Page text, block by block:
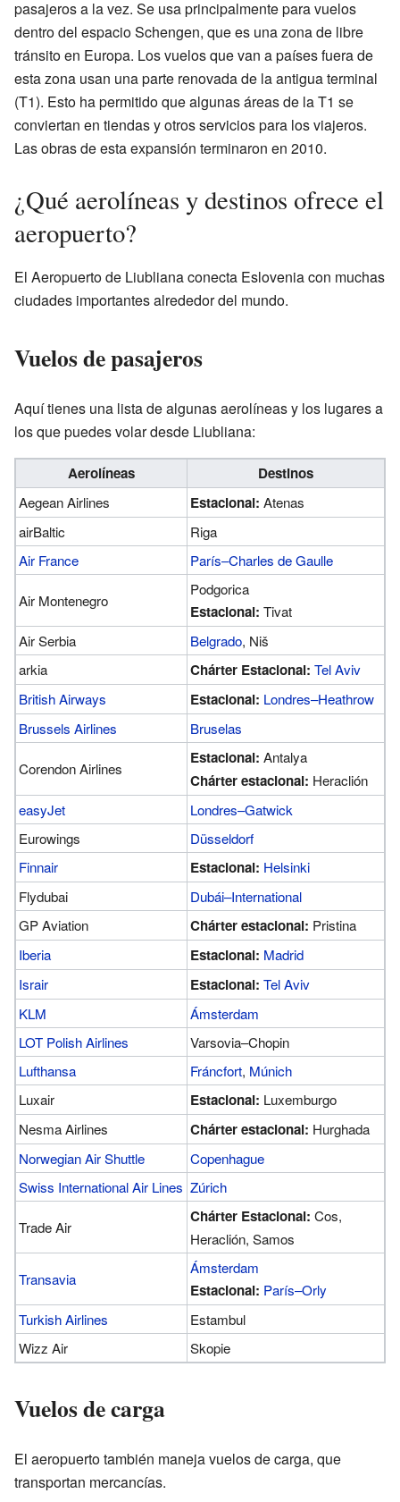
pasajeros a la vez. Se usa principalmente para vuelos
dentro del espacio Schengen, que es una zona de libre
tránsito en Europa. Los vuelos que van a países fuera de
esta zona usan una parte renovada de la antigua terminal
(T1). Esto ha permitido que algunas áreas de la T1 se
conviertan en tiendas y otros servicios para los viajeros.
Las obras de esta expansión terminaron en 2010.
¿Qué aerolíneas y destinos ofrece el
aeropuerto?
El Aeropuerto de Liubliana conecta Eslovenia con muchas
ciudades importantes alrededor del mundo.
Vuelos de pasajeros
Aquí tienes una lista de algunas aerolíneas y los lugares a
los que puedes volar desde Liubliana:
Aerolíneas Destinos
Aegean Airlines Estacional: Atenas
airBaltic
Riga
Air France
París–Charles de Gaulle
Air Montenegro
Podgorica
Estacional: Tivat
Air Serbia
Belgrado, Niš
arkia
Chárter Estacional: Tel Aviv
British Airways
Estacional: Londres–Heathrow
Brussels Airlines
Bruselas
Corendon Airlines
Estacional: Antalya
Chárter estacional: Heraclión
easyJet
Londres–Gatwick
Eurowings
Düsseldorf
Finnair
Estacional: Helsinki
Flydubai
Dubái–International
GP Aviation
Chárter estacional: Pristina
Iberia
Estacional: Madrid
Israir
Estacional: Tel Aviv
KLM
Ámsterdam
LOT Polish Airlines
Varsovia–Chopin
Lufthansa
Fráncfort, Múnich
Luxair
Estacional: Luxemburgo
Nesma Airlines
Chárter estacional: Hurghada
Norwegian Air Shuttle
Copenhague
Swiss International Air Lines Zúrich
Trade Air
Chárter Estacional: Cos,
Heraclión, Samos
Transavia
Ámsterdam
Estacional: París–Orly
Turkish Airlines
Estambul
Wizz Air
Skopie
Vuelos de carga
El aeropuerto también maneja vuelos de carga, que
transportan mercancías.